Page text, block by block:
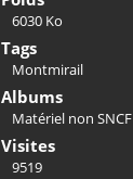
6030 Ko
Tags
Montmirail
Albums
Matériel non SNCF
Visites
9519